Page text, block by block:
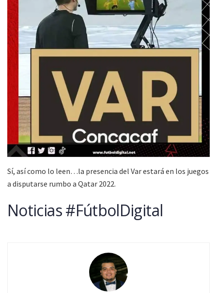
Sí, así como lo leen…la presencia del Var estará en los juegos
a disputarse rumbo a Qatar 2022.
Noticias #FútbolDigital